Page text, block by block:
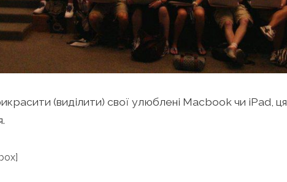
(виділити) свої улюблені Macbook чи iPad, ця